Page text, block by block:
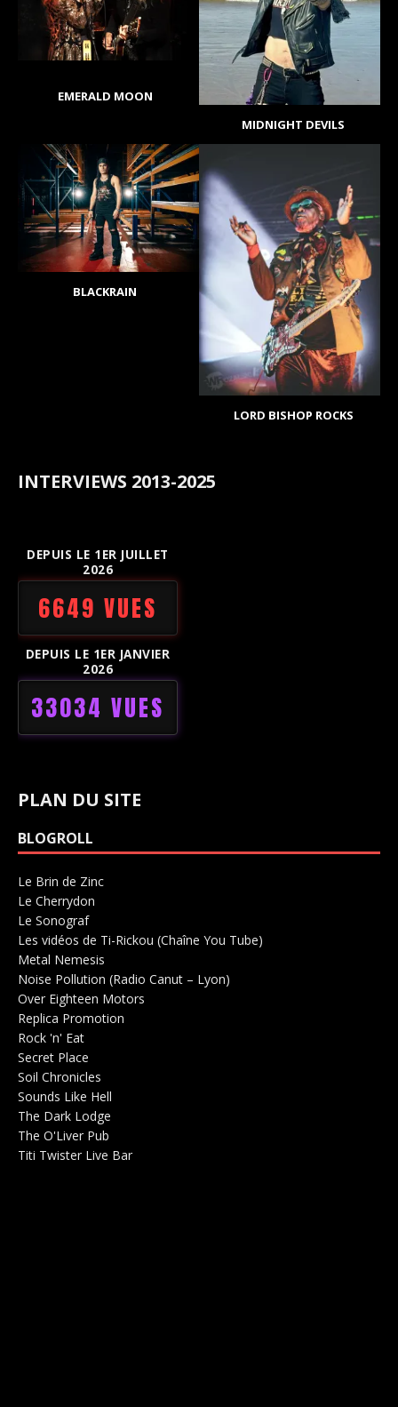
EMERALD MOON
MIDNIGHT DEVILS
BLACKRAIN
LORD BISHOP ROCKS
INTERVIEWS 2013-2025
DEPUIS LE 1ER JUILLET
2026
6649 VUES
DEPUIS LE 1ER JANVIER
2026
33034 VUES
PLAN DU SITE
BLOGROLL
Le Brin de Zinc
Le Cherrydon
Le SonografSalle de concerts 0
Les vidéos de Ti-Rickou (Chaîne You Tube)
Metal Nemesis
Noise Pollution (Radio Canut – Lyon)
Over Eighteen Motors
Replica Promotion
Rock 'n' Eat
Secret Place
Soil Chronicles
Sounds Like Hell
The Dark Lodge
The O'Liver Pub
Titi Twister Live Bar